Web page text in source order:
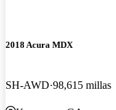
2018 Acura MDX
SH-AWD 98,615 millas